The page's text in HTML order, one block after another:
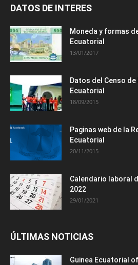
DATOS DE INTERES
Moneda y formas
Ecuatorial
13/01/2017
Datos del Censo
Ecuatorial
18/09/2015
Paginas web de la
Ecuatorial
20/11/2015
Calendario laboral
2022
29/01/2021
ÚLTIMAS NOTICIAS
Guinea Ecuatorial